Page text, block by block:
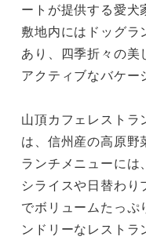
ートが提供する愛犬
敷地内にはドッグ
あり、四季折々の美
アクティブなバケー
⼭頂カフェレスト
は、信州産の高原野
ランチメニューには
シライスや日替わ
でボリュームたっ
ンドリーなレスト